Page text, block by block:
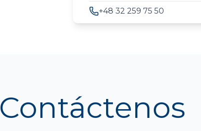
+48 32 259 75 50
Contáctenos